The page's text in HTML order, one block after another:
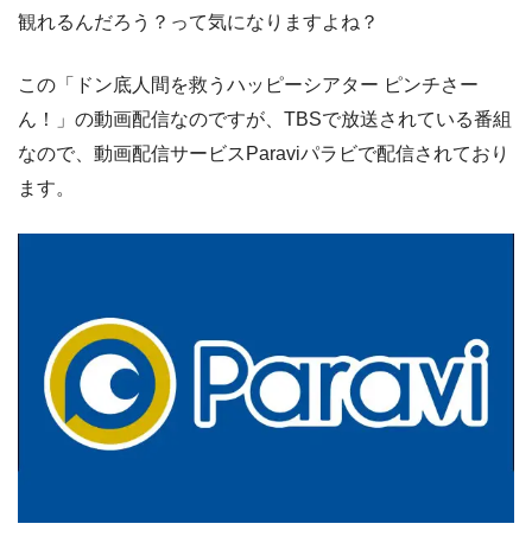
観れるんだろう？って気になりますよね？
この「ドン底人間を救うハッピーシアター ピンチさー
ん！」の動画配信なのですが、TBSで放送されている番組
なので、動画配信サービスParaviパラビで配信されており
ます。